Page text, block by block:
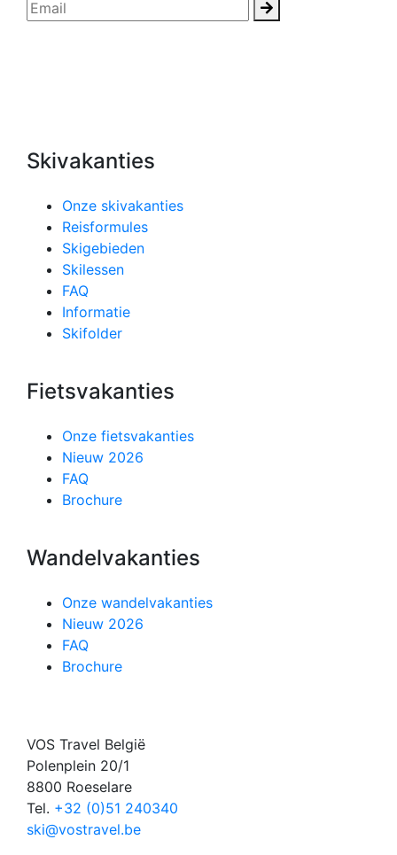
Skivakanties
Onze skivakanties
Reisformules
Skigebieden
Skilessen
FAQ
Informatie
Skifolder
Fietsvakanties
Onze fietsvakanties
Nieuw 2026
FAQ
Brochure
Wandelvakanties
Onze wandelvakanties
Nieuw 2026
FAQ
Brochure
VOS Travel België
Polenplein 20/1
8800 Roeselare
Tel. +32 (0)51 240340
ski@vostravel.be